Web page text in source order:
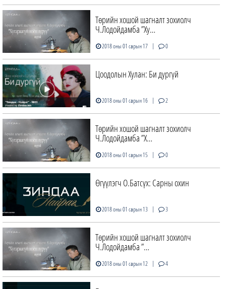
Төрийн хошой шагналт зохиолч
Ч.Лодойдамба ”Ху…
2018 оны 01 сарын 17 | 0
Цоодолын Хулан: Би дургүй
2018 оны 01 сарын 16 | 2
Төрийн хошой шагналт зохиолч
Ч.Лодойдамба ”Х…
2018 оны 01 сарын 15 | 0
Өгүүлэгч О.Батсүх: Сарны охин
2018 оны 01 сарын 13 | 3
Төрийн хошой шагналт зохиолч
Ч.Лодойдамба ”…
2018 оны 01 сарын 12 | 4